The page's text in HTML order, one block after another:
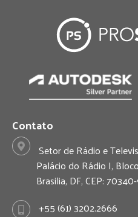
Contato
Setor de Rádio e
Palácio do Rádio I,
Brasilia, DF, CEP:
+55 (61) 3202.2666